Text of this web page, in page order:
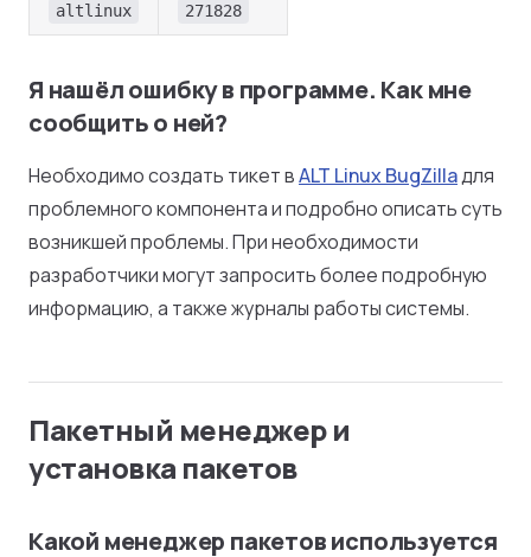
altlinux 271828
Я нашёл ошибку в программе. Как мне
сообщить о ней?
Необходимо создать тикет вALT Linux BugZillaдля
проблемного компонента и подробно описать суть
возникшей проблемы. При необходимости
разработчики могут запросить более подробную
информацию, а также журналы работы системы.
Пакетный менеджер и
установка пакетов
Какой менеджер пакетов используется